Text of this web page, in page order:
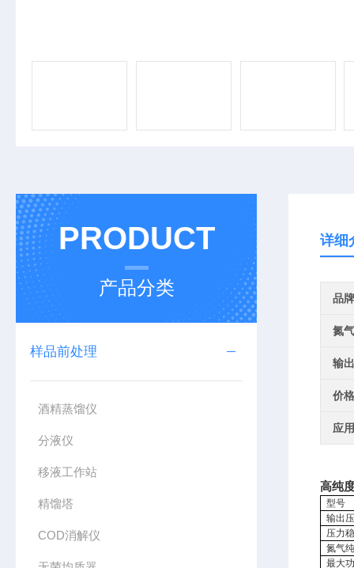
PRODUCT
产品分类
样品前处理
酒精蒸馏仪
分液仪
移液工作站
精馏塔
COD消解仪
详细
品牌
氮
输
价
应
高纯
型号
输出
压力
氮气
最大